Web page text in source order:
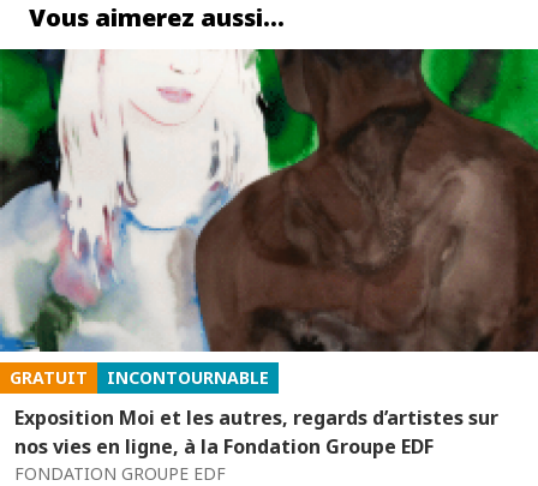
Vous aimerez aussi…
GRATUIT INCONTOURNABLE
Exposition Moi et les autres, regards d’artistes sur
nos vies en ligne, à la Fondation Groupe EDF
FONDATION GROUPE EDF